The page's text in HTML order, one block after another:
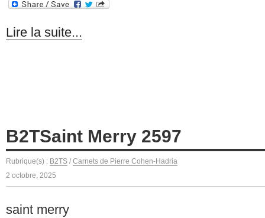
Lire la suite...
B2TSaint Merry 2597
Rubrique(s) : B2TS / Carnets de Pierre Cohen-Hadria
2 octobre, 2025
saint merry